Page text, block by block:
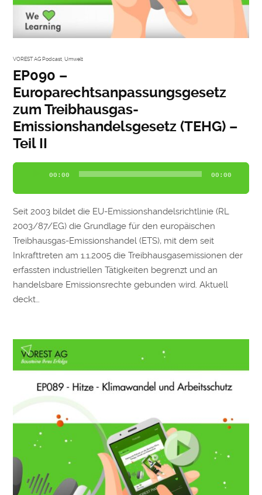
VOREST AG Podcast ,Umwelt
EP090 –
Europarechtsanpassungsgesetz
zum Treibhausgas-
Emissionshandelsgesetz (TEHG) –
Teil II
Audio-
00:00 00:00
Seit 2003 bildet die EU-Emissionshandelsrichtlinie (RL
2003/87/EG) die Grundlage für den europäischen
Treibhausgas-Emissionshandel (ETS), mit dem seit
Inkrafttreten am 1.1.2005 die Treibhausgasemissionen der
erfassten industriellen Tätigkeiten begrenzt und an
handelsbare Emissionsrechte gebunden wird. Aktuell
deckt…